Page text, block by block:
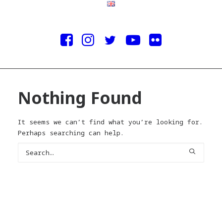
Nothing Found
It seems we can’t find what you’re looking for.
Perhaps searching can help.